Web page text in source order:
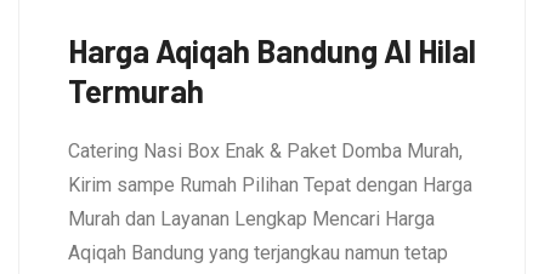
Harga Aqiqah Bandung Al Hilal
Termurah
Catering Nasi Box Enak & Paket Domba Murah,
Kirim sampe Rumah Pilihan Tepat dengan Harga
Murah dan Layanan Lengkap Mencari Harga
Aqiqah Bandung yang terjangkau namun tetap